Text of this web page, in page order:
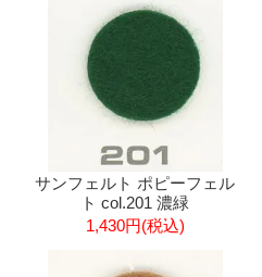
サンフェルト ポピーフェル
ト col.201 濃緑
1,430円(税込)